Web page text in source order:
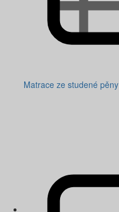
Matrace ze studené pěny